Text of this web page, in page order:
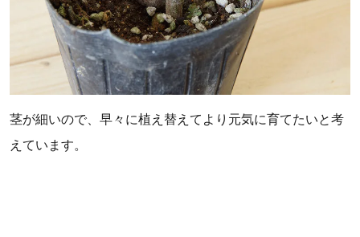
茎が細いので、早々に植え替えてより元気に育てたいと考
えています。